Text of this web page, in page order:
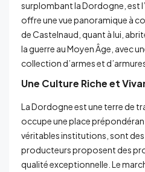
surplombant la Dordogne, est
offre une vue panoramique à
de Castelnaud, quant à lui,
la guerre au Moyen Âge, avec
collection d’armes et
Une Culture Riche et
La Dordogne est une terre de
occupe une place
véritables institutions, sont des
producteurs proposent des
qualité exceptionnelle. Le